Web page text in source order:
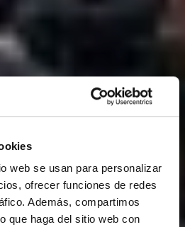
web se usan para personalizar
ofrecer funciones de redes
Además, compartimos
que haga del sitio web con